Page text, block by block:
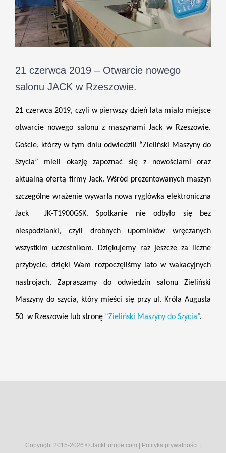
21 czerwca 2019 – Otwarcie nowego
salonu JACK w Rzeszowie.
21 czerwca 2019, czyli w pierwszy dzień lata miało miejsce
otwarcie nowego salonu z maszynami Jack w Rzeszowie.
Goście, którzy w tym dniu odwiedzili “Zieliński Maszyny do
Szycia” mieli okazję zapoznać się z nowościami oraz
aktualną ofertą firmy Jack. Wśród prezentowanych maszyn
szczególne wrażenie wywarła nowa ryglówka elektroniczna
Jack JK-T1900GSK. Spotkanie nie odbyło się bez
niespodzianki, czyli drobnych upominków wręczanych
wszystkim uczestnikom. Dziękujemy raz jeszcze za liczne
przybycie, dzięki Wam rozpoczęliśmy lato w wakacyjnych
nastrojach. Zapraszamy do odwiedzin salonu Zieliński
Maszyny do szycia, który mieści się przy ul. Króla Augusta
50 w Rzeszowie lub stronę “Zieliński Maszyny do Szycia”.
Copyright 2015-2026 © JackEurope.com | Polityka prywatności